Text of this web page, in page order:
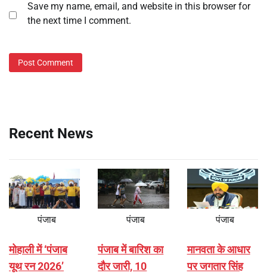
Save my name, email, and website in this browser for
the next time I comment.
Recent News
पंजाब
मोहाली में ‘पंजाब
यूथ रन 2026’
पंजाब
पंजाब में बारिश का
दौर जारी, 10
पंजाब
मानवता के आधार
पर जगतार सिंह